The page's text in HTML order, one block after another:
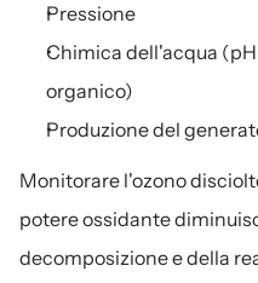
Pressione
Chimica dell'acqua
organico)
Produzione del
Monitorare l'ozono
potere ossidante
decomposizione e della